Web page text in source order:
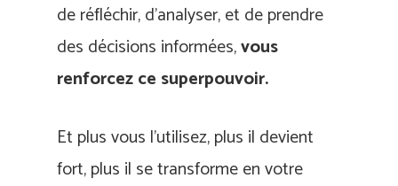
de réfléchir, d’analyser, et de prendre
des décisions informées,vous
renforcez ce superpouvoir.
Et plus vous l’utilisez, plus il devient
fort, plus il se transforme en votre